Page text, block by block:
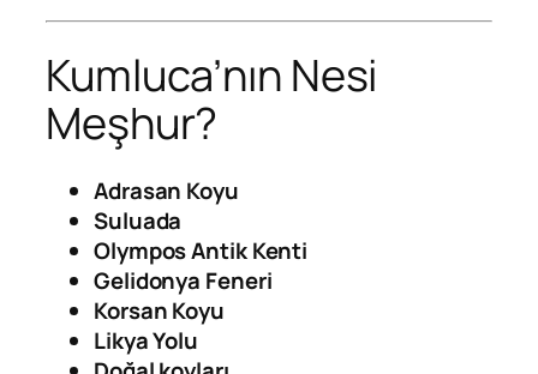
Kumluca’nın Nesi
Meşhur?
Adrasan Koyu
Suluada
Olympos Antik Kenti
Gelidonya Feneri
Korsan Koyu
Likya Yolu